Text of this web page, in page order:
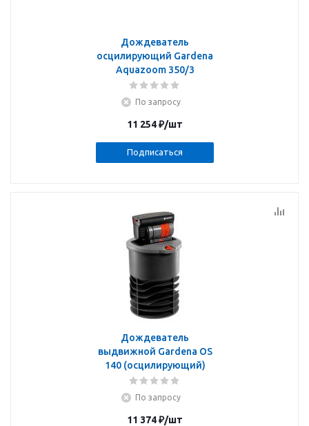
Дождеватель
осцилирующий Gardena
Aquazoom 350/3
По запросу
11 254₽/шт
Подписаться
Дождеватель
выдвижной Gardena OS
140 (осцилирующий)
По запросу
11 374₽/шт